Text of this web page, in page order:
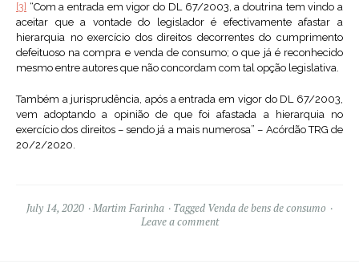
[3] “Com a entrada em vigor do DL 67/2003, a doutrina tem vindo a
aceitar que a vontade do legislador é efectivamente afastar a
hierarquia no exercício dos direitos decorrentes do cumprimento
defeituoso na compra e venda de consumo; o que já é reconhecido
mesmo entre autores que não concordam com tal opção legislativa.
Também a jurisprudência, após a entrada em vigor do DL 67/2003,
vem adoptando a opinião de que foi afastada a hierarquia no
exercício dos direitos – sendo já a mais numerosa” – Acórdão TRG de
20/2/2020.
July 14, 2020 Martim Farinha Tagged Venda de bens de consumo
Leave a comment